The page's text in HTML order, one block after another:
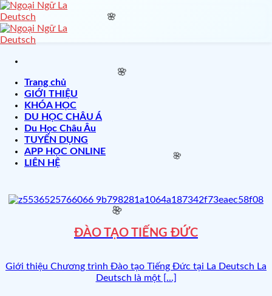
🌸
Skip
to
content
Trang chủ
GIỚI THIỆU
KHÓA HỌC
DU HỌC CHÂU Á
Du Học Châu Âu
TUYỂN DỤNG
APP HỌC ONLINE
LIÊN HỆ
ĐÀO TẠO TIẾNG ĐỨC
Giới thiệu Chương trình Đào tạo Tiếng Đức tại La Deutsch La
Deutsch là một [...]